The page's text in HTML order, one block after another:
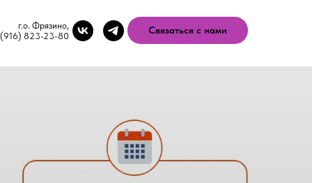
г.о. Фрязино,
823-23-80
Связаться с нами